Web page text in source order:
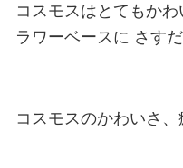
コスモスはとてもか
ラワーベースに さす
コスモスのかわいさ、